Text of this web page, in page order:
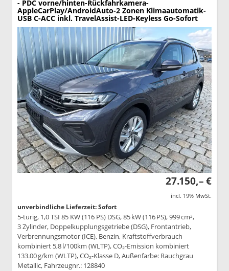
- PDC vorne/hinten-Rückfahrkamera-
AppleCarPlay/AndroidAuto-2 Zonen Klimaautomatik-
USB C-ACC inkl. TravelAssist-LED-Keyless Go-Sofort
27.150,– €
incl. 19% MwSt.
unverbindliche Lieferzeit: Sofort
5-türig, 1,0 TSI 85 KW (116 PS) DSG, 85 kW (116 PS), 999 cm³,
3 Zylinder, Doppelkupplungsgetriebe (DSG), Frontantrieb,
Verbrennungsmotor (ICE), Benzin, Kraftstoffverbrauch
kombiniert 5,8 l/100km (WLTP), CO₂-Emission kombiniert
133.00 g/km (WLTP), CO₂-Klasse D, Außenfarbe: Rauchgrau
Metallic, Fahrzeugnr.: 128840